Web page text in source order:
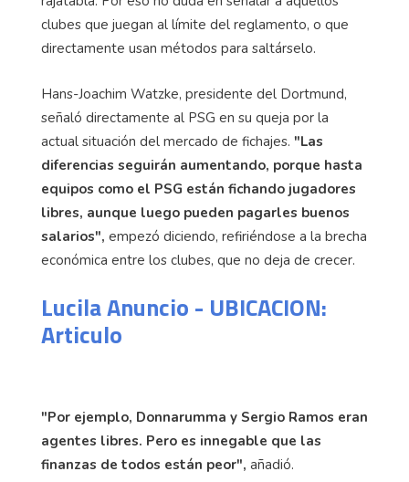
clubes que juegan al límite del reglamento, o que
directamente usan métodos para saltárselo.
Hans-Joachim Watzke, presidente del Dortmund,
señaló directamente al PSG en su queja por la
actual situación del mercado de fichajes. "Las
diferencias seguirán aumentando, porque hasta
equipos como el PSG están fichando jugadores
libres, aunque luego pueden pagarles buenos
salarios", empezó diciendo, refiriéndose a la brecha
económica entre los clubes, que no deja de crecer.
Lucila Anuncio - UBICACION:
Articulo
"Por ejemplo, Donnarumma y Sergio Ramos eran
agentes libres. Pero es innegable que las
finanzas de todos están peor", añadió.